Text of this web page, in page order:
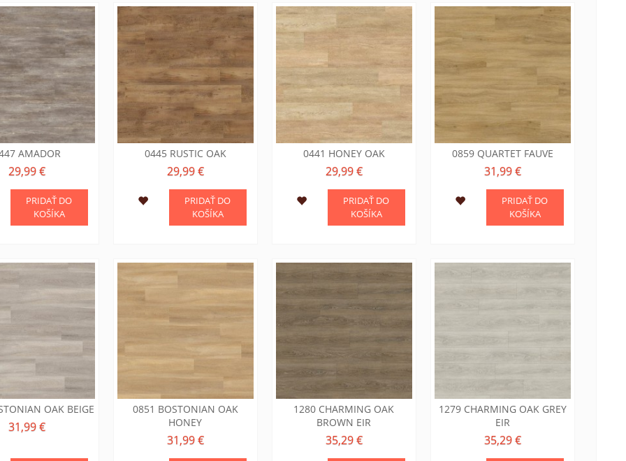
AMADOR
29,99 €
PRIDAŤ DO
KOŠÍKA
0445 RUSTIC OAK
29,99 €
PRIDAŤ DO
KOŠÍKA
0441 HONEY OAK
29,99 €
PRIDAŤ DO
KOŠÍKA
0859 QUARTET FAUVE
31,99 €
PRIDAŤ DO
KOŠÍKA
OAK BEIGE
31,99 €
0851 BOSTONIAN OAK
HONEY
31,99 €
1280 CHARMING OAK
BROWN EIR
35,29 €
1279 CHARMING OAK GREY
EIR
35,29 €